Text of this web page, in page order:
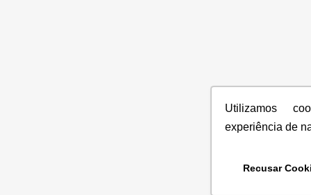
Utilizamos
experiência de
Recusar